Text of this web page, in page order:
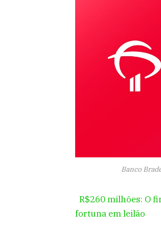
Banco
R$260 milhões: O
fortuna em leilão